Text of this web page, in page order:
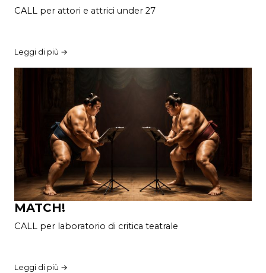
CALL per attori e attrici under 27
Leggi di più →
MATCH!
CALL per laboratorio di critica teatrale
Leggi di più →